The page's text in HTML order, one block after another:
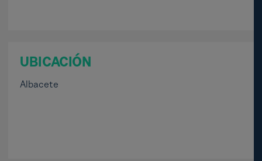
UBICACIÓN
Albacete